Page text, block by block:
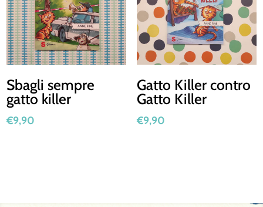
Sbagli sempre
gatto killer
€9,90
Gatto Killer contro
Gatto Killer
€9,90